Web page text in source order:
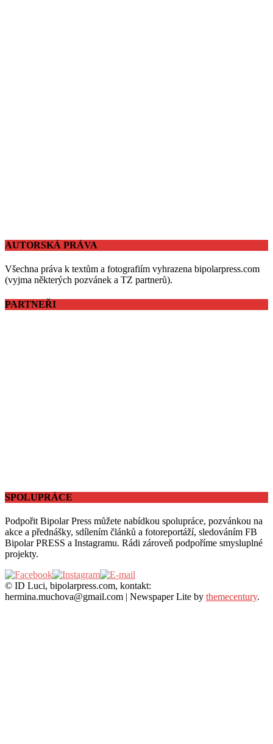
AUTORSKÁ PRÁVA
Všechna práva k textům a fotografiím vyhrazena bipolarpress.com
(vyjma některých pozvánek a TZ partnerů).
PARTNEŘI
SPOLUPRÁCE
Podpořit Bipolar Press můžete nabídkou spolupráce, pozvánkou na
akce a přednášky, sdílením článků a fotoreportáží, sledováním FB
Bipolar PRESS a Instagramu. Rádi zároveň podpoříme smysluplné
projekty.
© ID Luci, bipolarpress.com, kontakt:
hermina.muchova@gmail.com | Newspaper Lite by themecentury.